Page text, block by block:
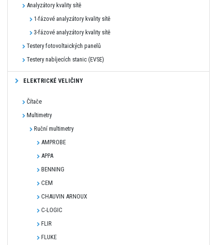
Analyzátory kvality sítě
1-fázové analyzátory kvality sítě
3-fázové analyzátory kvality sítě
Testery fotovoltaických panelů
Testery nabíjecích stanic (EVSE)
ELEKTRICKÉ VELIČINY
Čítače
Multimetry
Ruční multimetry
AMPROBE
APPA
BENNING
CEM
CHAUVIN ARNOUX
C-LOGIC
FLIR
FLUKE